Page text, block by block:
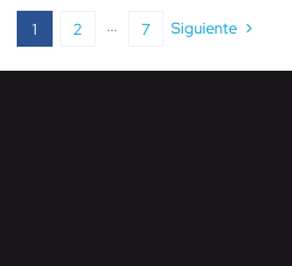
1 2 ··· 7 Siguiente